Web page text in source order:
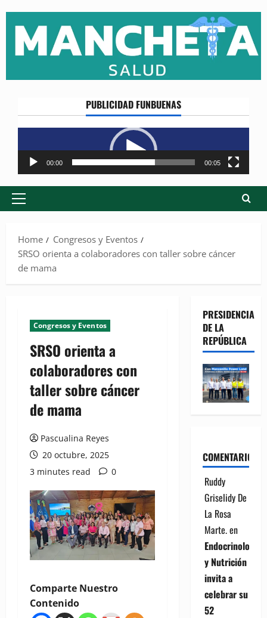
content
PUBLICIDAD FUNBUENAS
Reproductor
de
vídeo
00:00 00:05
Primary
Home
Congresos y Eventos
SRSO orienta a colaboradores con taller sobre cáncer
de mama
Congresos y Eventos
SRSO orienta a
colaboradores con
taller sobre cáncer
de mama
Pascualina Reyes
20 octubre, 2025
3 minutes read
0
Comparte Nuestro
Contenido
PRESIDENCIA
DE LA
REPÚBLICA
COMENTARIOS
Ruddy
Griselidy De
La Rosa
Marte.en
Endocrinología
y Nutrición
invita a
celebrar su
52